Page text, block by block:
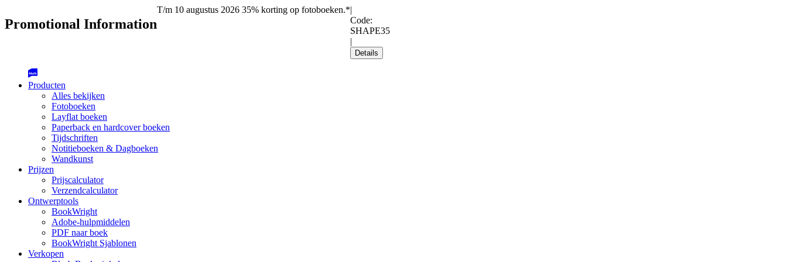
Promotional Information
T/m 10 augustus 2026 35% korting op fotoboeken.*|
Code:
SHAPE35
|
Details
Producten
Alles bekijken
Fotoboeken
Layflat boeken
Paperback en hardcover boeken
Tijdschriften
Notitieboeken & Dagboeken
Wandkunst
Prijzen
Prijscalculator
Verzendcalculator
Ontwerptools
BookWright
Adobe-hulpmiddelen
PDF naar boek
BookWright Sjablonen
Verkopen